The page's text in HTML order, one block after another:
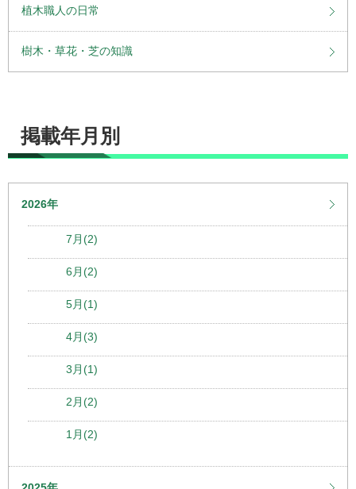
植木職人の日常
樹木・草花・芝の知識
掲載年月別
2026年
7月(2)
6月(2)
5月(1)
4月(3)
3月(1)
2月(2)
1月(2)